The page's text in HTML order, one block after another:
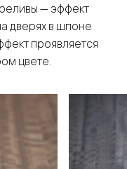
— эффект
дверях в шпоне
проявляется
цвете.